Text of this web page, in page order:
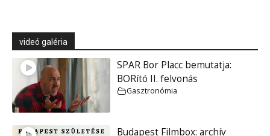
videó galéria
SPAR Bor Placc bemutatja:
BORító II. felvonás
Gasztronómia
Budapest Filmbox: archív